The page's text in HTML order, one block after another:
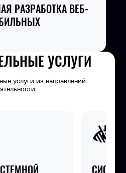
РАЗРАБОТКА ВЕБ-
УСЛУГИ
услуги из направлений